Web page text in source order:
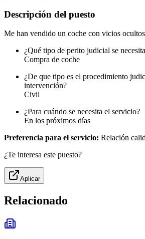
Descripción del puesto
Me han vendido un coche con vicios ocultos
¿Qué tipo de perito judicial se
Compra de coche
¿De que tipo es el procedimiento
intervención?
Civil
¿Para cuándo se necesita el servicio?
En los próximos días
Preferencia para el servicio: Relación
¿Te interesa este puesto?
Aplicar
Relacionado